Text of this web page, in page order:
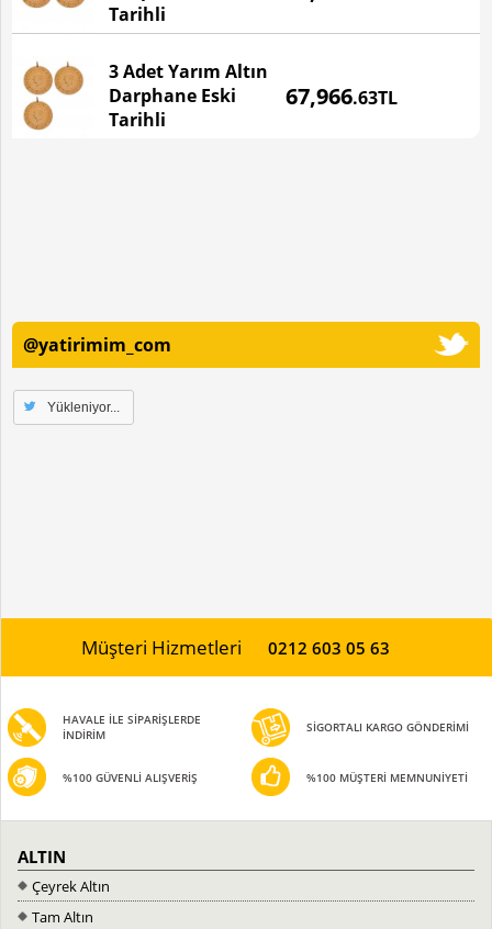
Tarihli
3 Adet Yarım Altın
Darphane Eski
Tarihli
67,966.63TL
@yatirimim_com
Yükleniyor...
Müşteri Hizmetleri 0212 603 05 63
HAVALE İLE SİPARİŞLERDE
İNDİRİM
SİGORTALI KARGO GÖNDERİMİ
%100 GÜVENLİ ALIŞVERİŞ %100 MÜŞTERİ MEMNUNİYETİ
ALTIN
Çeyrek Altın
Tam Altın